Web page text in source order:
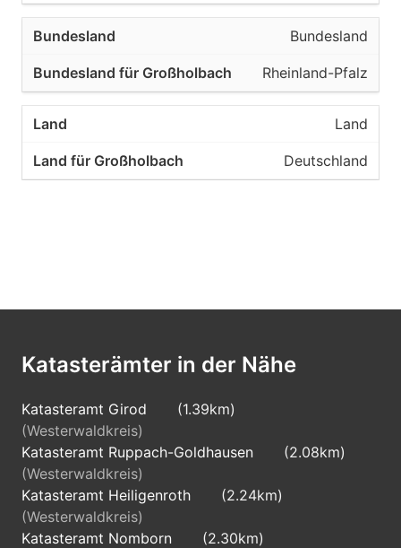
Bundesland
Rheinland-Pfalz
Land
Deutschland
Katasterämter in der Nähe
Katasteramt Girod
(1.39km)
(Westerwaldkreis)
Katasteramt Ruppach-Goldhausen
(2.08km)
(Westerwaldkreis)
Katasteramt Heiligenroth
(2.24km)
(Westerwaldkreis)
Katasteramt Nomborn
(2.30km)